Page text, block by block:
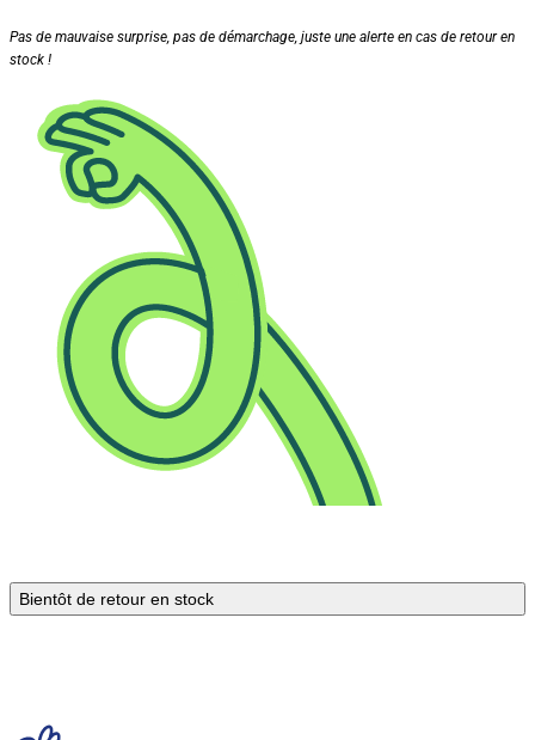
Pas de mauvaise surprise, pas de démarchage, juste une alerte en cas de retour en
stock !
Bientôt de retour en stock